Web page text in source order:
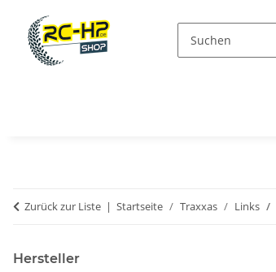
Zurück zur Liste Startseite Traxxas Links
Hersteller